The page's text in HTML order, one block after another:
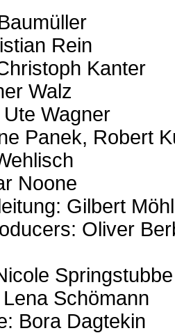
Rein
Kanter
Walz
Wagner
Panek, Robert
Noone
Gilbert
Oliver
Springstubbe
Schömann
Bora Dagtekin